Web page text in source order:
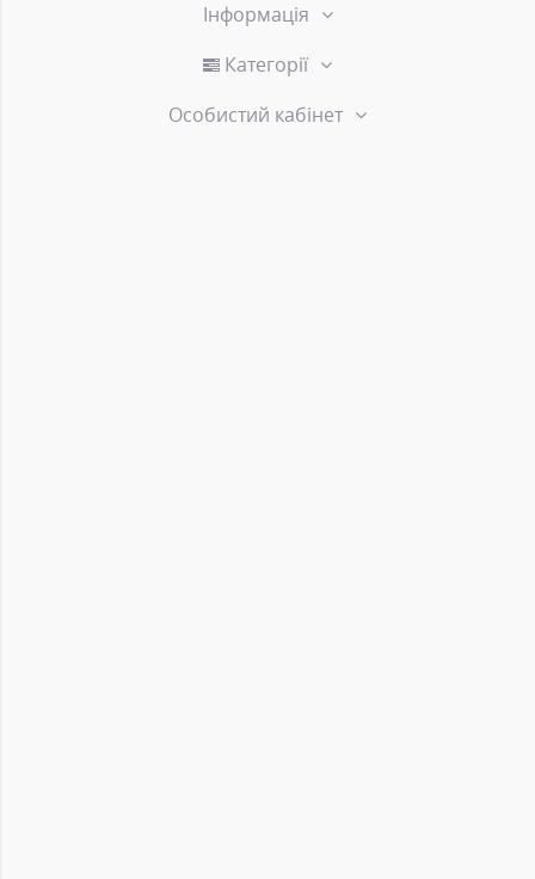
Інформація
Категорії
Особистий кабінет